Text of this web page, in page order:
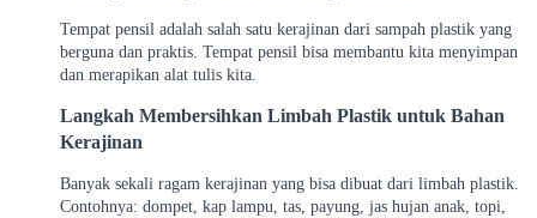
Tempat pensil adalah salah satu kerajinan dari sampah plastik yang
berguna dan praktis. Tempat pensil bisa membantu kita menyimpan
dan merapikan alat tulis kita.
Langkah Membersihkan Limbah Plastik untuk Bahan
Kerajinan
Banyak sekali ragam kerajinan yang bisa dibuat dari limbah plastik.
Contohnya: dompet, kap lampu, tas, payung, jas hujan anak, topi,